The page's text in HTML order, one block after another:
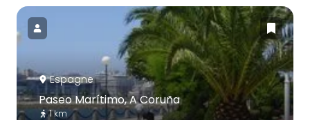
Espagne
Paseo Marítimo, A Coruña
1 km